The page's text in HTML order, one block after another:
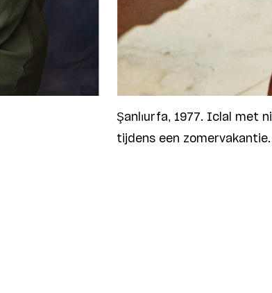
Şanlıurfa, 1977. Iclal met
tijdens een zomervakantie.